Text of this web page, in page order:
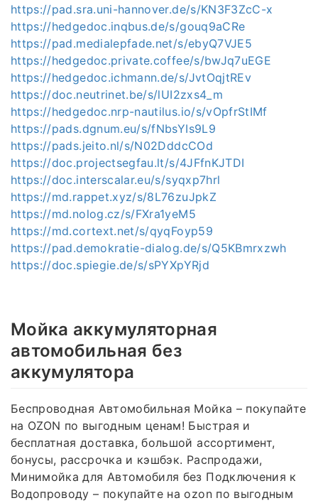
https://pad.sra.uni-hannover.de/s/KN3F3ZcC-x
https://hedgedoc.inqbus.de/s/gouq9aCRe
https://pad.medialepfade.net/s/ebyQ7VJE5
https://hedgedoc.private.coffee/s/bwJq7uEGE
https://hedgedoc.ichmann.de/s/JvtOqjtREv
https://doc.neutrinet.be/s/lUI2zxs4_m
https://hedgedoc.nrp-nautilus.io/s/vOpfrStIMf
https://pads.dgnum.eu/s/fNbsYIs9L9
https://pads.jeito.nl/s/N02DddcCOd
https://doc.projectsegfau.lt/s/4JFfnKJTDI
https://doc.interscalar.eu/s/syqxp7hrl
https://md.rappet.xyz/s/8L76zuJpkZ
https://md.nolog.cz/s/FXra1yeM5
https://md.cortext.net/s/qyqFoyp59
https://pad.demokratie-dialog.de/s/Q5KBmrxzwh
https://doc.spiegie.de/s/sPYXpYRjd
Мойка аккумуляторная
автомобильная без
аккумулятора
Беспроводная Автомобильная Мойка – покупайте
на OZON по выгодным ценам! Быстрая и
бесплатная доставка, большой ассортимент,
бонусы, рассрочка и кэшбэк. Распродажи,
Минимойка для Автомобиля без Подключения к
Водопроводу – покупайте на ozon по выгодным